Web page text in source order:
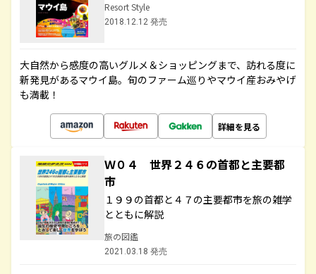
Resort Style
2018.12.12 発売
大自然から感度の高いグルメ＆ショッピングまで、訪れる度に
新発見があるマウイ島。旬のファーム巡りやマウイ産おみやげ
も満載！
詳細を見る
Ｗ０４ 世界２４６の首都と主要都
市
１９９の首都と４７の主要都市を旅の雑学
とともに解説
旅の図鑑
2021.03.18 発売